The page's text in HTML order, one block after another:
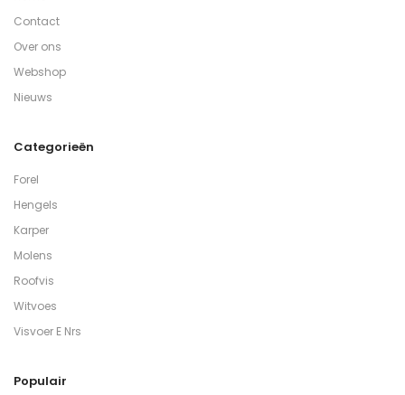
Contact
Over ons
Webshop
Nieuws
Categorieën
Forel
Hengels
Karper
Molens
Roofvis
Witvoes
Visvoer E Nrs
Populair